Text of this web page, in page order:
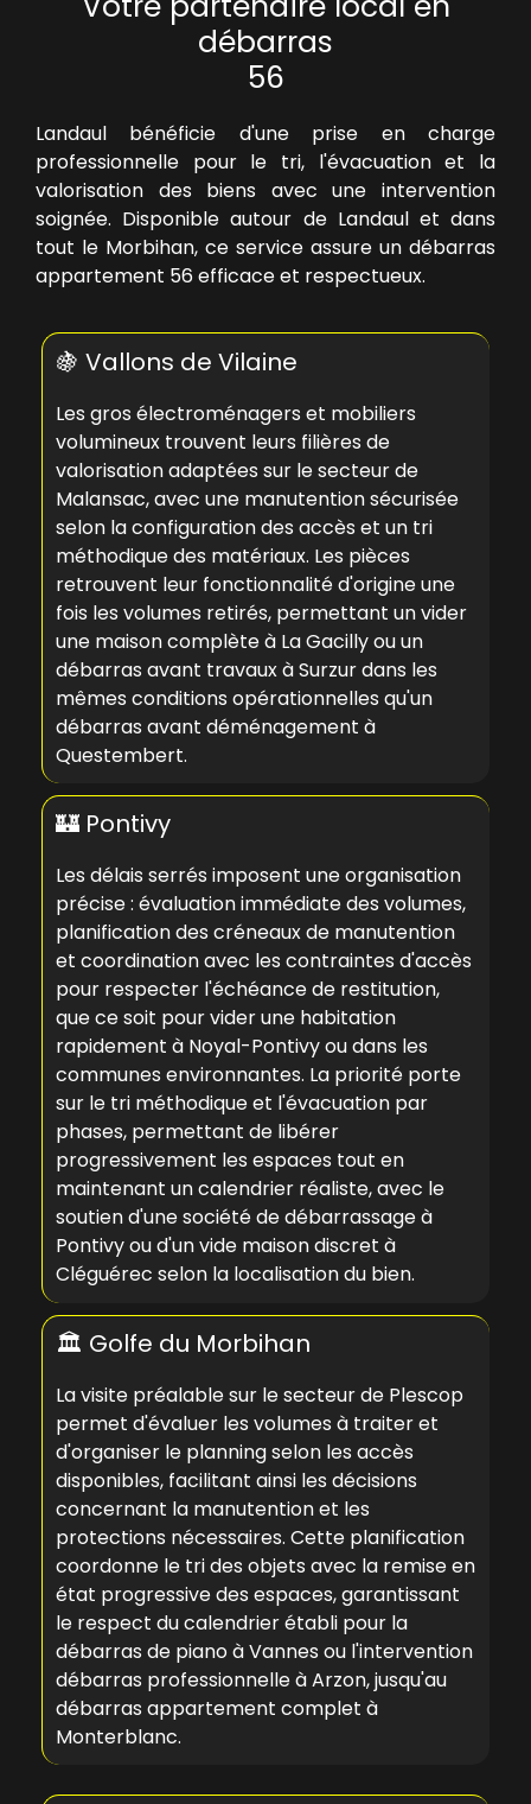
débarras
56
Landaul bénéficie d'une prise en charge
professionnelle pour le tri, l'évacuation et la
valorisation des biens avec une intervention
soignée. Disponible autour de Landaul et dans
tout le Morbihan, ce service assure un débarras
appartement 56 efficace et respectueux.
🍇 Vallons de Vilaine
Les gros électroménagers et mobiliers
volumineux trouvent leurs filières de
valorisation adaptées sur le secteur de
Malansac, avec une manutention sécurisée
selon la configuration des accès et un tri
méthodique des matériaux. Les pièces
retrouvent leur fonctionnalité d'origine une
fois les volumes retirés, permettant unvider
une maison complète à La Gacillyou un
débarras avant travaux à Surzurdans les
mêmes conditions opérationnelles qu'un
débarras avant déménagement à
Questembert.
🏰 Pontivy
Les délais serrés imposent une organisation
précise : évaluation immédiate des volumes,
planification des créneaux de manutention
et coordination avec les contraintes d'accès
pour respecter l'échéance de restitution,
que ce soit pourvider une habitation
rapidement à Noyal-Pontivyou dans les
communes environnantes. La priorité porte
sur le tri méthodique et l'évacuation par
phases, permettant de libérer
progressivement les espaces tout en
maintenant un calendrier réaliste, avec le
soutien d'unesociété de débarrassage à
Pontivyou d'unvide maison discret à
Cléguérec selon la localisation du bien.
🏛️ Golfe du Morbihan
La visite préalable sur le secteur de Plescop
permet d'évaluer les volumes à traiter et
d'organiser le planning selon les accès
disponibles, facilitant ainsi les décisions
concernant la manutention et les
protections nécessaires. Cette planification
coordonne le tri des objets avec la remise en
état progressive des espaces, garantissant
le respect du calendrier établi pour la
débarras de piano à Vannes ou l'intervention
débarras professionnelle à Arzon, jusqu'au
débarras appartement complet à
Monterblanc.